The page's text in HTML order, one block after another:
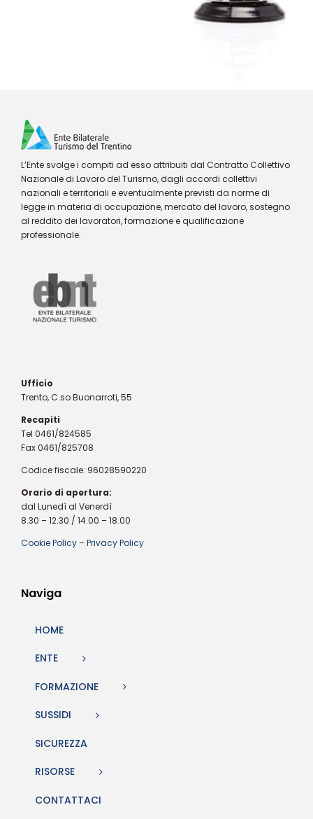
L’Ente svolge i compiti ad esso attribuiti dal Contratto Collettivo
Nazionale di Lavoro del Turismo, dagli accordi collettivi
nazionali e territoriali e eventualmente previsti da norme di
legge in materia di occupazione, mercato del lavoro, sostegno
al reddito dei lavoratori, formazione e qualificazione
professionale.
Ufficio
Trento, C.so Buonarroti, 55
Recapiti
Tel 0461/824585
Fax 0461/825708
Codice fiscale: 96028590220
Orario di apertura:
dal Lunedì al Venerdì
8.30 – 12.30 / 14.00 – 18.00
Cookie Policy –Privacy Policy
Naviga
HOME
ENTE
FORMAZIONE
SUSSIDI
SICUREZZA
RISORSE
CONTATTACI